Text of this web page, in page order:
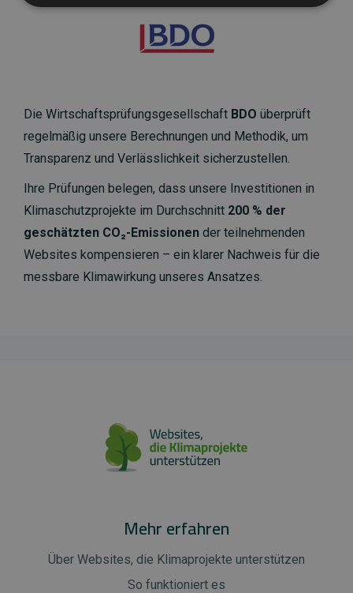
Die Wirtschaftsprüfungsgesellschaft BDO überprüft
regelmäßig unsere Berechnungen und Methodik, um
Transparenz und Verlässlichkeit sicherzustellen.
Ihre Prüfungen belegen, dass unsere Investitionen in
Klimaschutzprojekte im Durchschnitt 200 % der
geschätzten CO₂-Emissionen der teilnehmenden
Websites kompensieren – ein klarer Nachweis für die
messbare Klimawirkung unseres Ansatzes.
Mehr erfahren
Über Websites, die Klimaprojekte unterstützen
So funktioniert es